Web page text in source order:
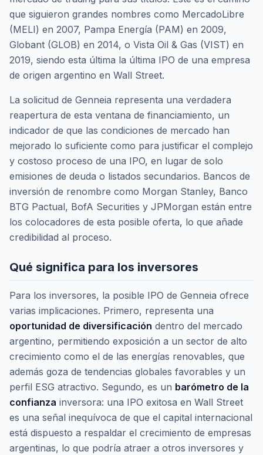
que siguieron grandes nombres como MercadoLibre
(MELI) en 2007, Pampa Energía (PAM) en 2009,
Globant (GLOB) en 2014, o Vista Oil & Gas (VIST) en
2019, siendo esta última la última IPO de una empresa
de origen argentino en Wall Street.
La solicitud de Genneia representa una verdadera
reapertura de esta ventana de financiamiento, un
indicador de que las condiciones de mercado han
mejorado lo suficiente como para justificar el complejo
y costoso proceso de una IPO, en lugar de solo
emisiones de deuda o listados secundarios. Bancos de
inversión de renombre como Morgan Stanley, Banco
BTG Pactual, BofA Securities y JPMorgan están entre
los colocadores de esta posible oferta, lo que añade
credibilidad al proceso.
Qué significa para los inversores
Para los inversores, la posible IPO de Genneia ofrece
varias implicaciones. Primero, representa una
oportunidad de diversificación dentro del mercado
argentino, permitiendo exposición a un sector de alto
crecimiento como el de las energías renovables, que
además goza de tendencias globales favorables y un
perfil ESG atractivo. Segundo, es un barómetro de la
confianza inversora: una IPO exitosa en Wall Street
es una señal inequívoca de que el capital internacional
está dispuesto a respaldar el crecimiento de empresas
argentinas, lo que podría atraer a otros inversores y